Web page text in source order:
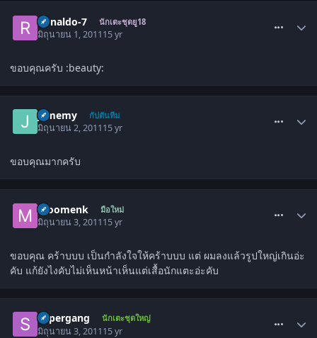
Ronaldo-7 นักเตะชุดยู18
มิถุนายน 1, 201115 yr
ขอบคุณครับ :beauty:
jamemy กัปตันทีม
มิถุนายน 2, 201115 yr
ขอบคุณมากครับ
moomenk มือใหม่
มิถุนายน 3, 201115 yr
ขอบคุณ คร้าบบบ เป็นกำลังใจให้คร้าบบบ แต่ ผมลงแล้วรูปใหญ่เกินอ่ะ
คับ แก้ยังไงคับไม่เห็นหน้าเห็นแต่เสื้อนักแตะอ่ะคับ
supergang นักเตะชุดใหญ่
มิถุนายน 3, 201115 yr